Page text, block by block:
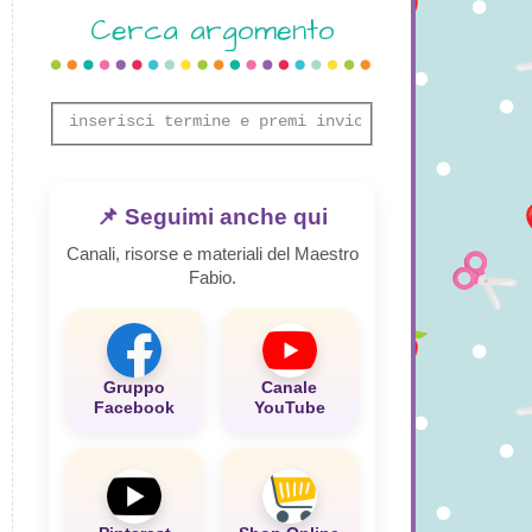
Cerca argomento
📌 Seguimi anche qui
Canali, risorse e materiali del Maestro
Fabio.
Gruppo
Facebook
Canale
YouTube